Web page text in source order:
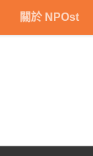
關於 NPOst